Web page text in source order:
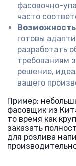
фасовочно-
часто
готовы
разработать
требованиям
решение,
вашего
Пример:
фасовщик из
то время как
заказать
для розлива